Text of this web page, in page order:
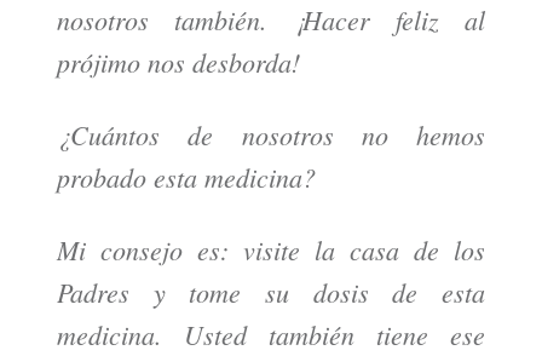
nosotros también. ¡Hacer feliz al
prójimo nos desborda!
¿Cuántos de nosotros no hemos
probado esta medicina?
Mi consejo es: visite la casa de los
Padres y tome su dosis de esta
medicina. Usted también tiene ese